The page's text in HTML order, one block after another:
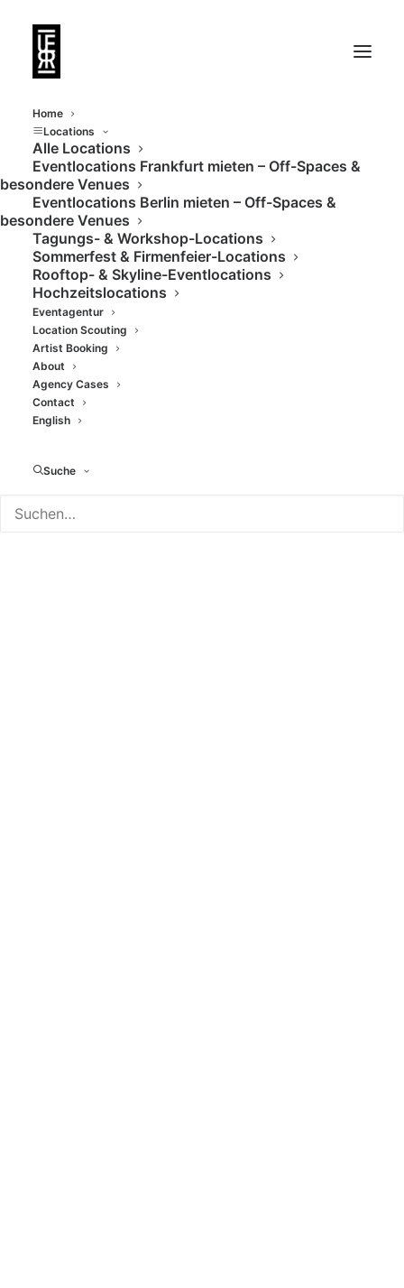
Home
Locations
Alle Locations
Eventlocations Frankfurt mieten – Off-Spaces &
besondere Venues
Eventlocations Berlin mieten – Off-Spaces &
besondere Venues
Tagungs- & Workshop-Locations
Sommerfest & Firmenfeier-Locations
Rooftop- & Skyline-Eventlocations
Hochzeitslocations
Eventagentur
Location Scouting
Artist Booking
About
Agency Cases
Contact
English
Suche
Industrieller Charme
mit einem Hauch von
Geschichte